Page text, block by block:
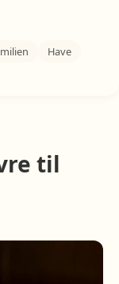
Have
til